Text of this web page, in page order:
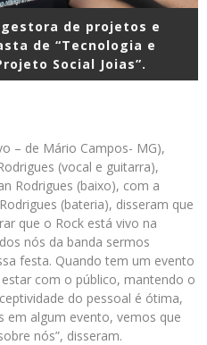
gestora de projetos e
de “Tecnologia e
Social Joias”.
– de Mário Campos- MG),
(vocal e guitarra),
Rodrigues (baixo), com a
(bateria), disseram que
que o Rock está vivo na
nós da banda sermos
festa. Quando tem um evento
com o público, mantendo o
do pessoal é ótima,
algum evento, vemos que
nós”, disseram.